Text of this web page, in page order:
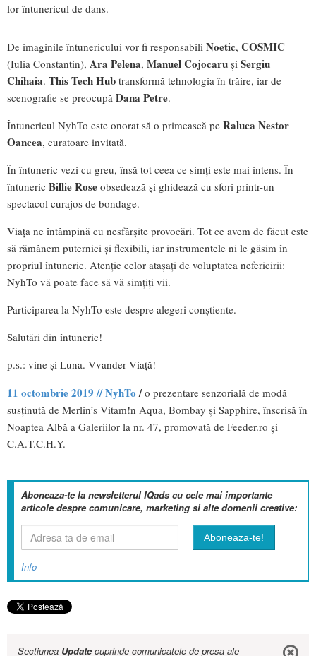
lor întunericul de dans.
De imaginile întunericului vor fi responsabili Noetic, COSMIC
(Iulia Constantin), Ara Pelena, Manuel Cojocaru și Sergiu
Chihaia. This Tech Hub transformă tehnologia în trăire, iar de
scenografie se preocupă Dana Petre.
Întunericul NyhTo este onorat să o primească pe Raluca Nestor
Oancea, curatoare invitată.
În întuneric vezi cu greu, însă tot ceea ce simți este mai intens. În
întuneric Billie Rose obsedează și ghidează cu sfori printr-un
spectacol curajos de bondage.
Viața ne întâmpină cu nesfârșite provocări. Tot ce avem de făcut este
să rămânem puternici și flexibili, iar instrumentele ni le găsim în
propriul întuneric. Atenție celor atașați de voluptatea nefericirii:
NyhTo vă poate face să vă simțiți vii.
Participarea la NyhTo este despre alegeri conștiente.
Salutări din întuneric!
p.s.: vine și Luna. Vvander Viață!
11 octombrie 2019 // NyhTo/o prezentare senzorială de modă
susținută de Merlin’s Vitam!n Aqua, Bombay și Sapphire, înscrisă în
Noaptea Albă a Galeriilor la nr. 47, promovată de Feeder.ro și
C.A.T.C.H.Y.
Aboneaza-te la newsletterul IQads cu cele mai importante
articole despre comunicare, marketing si alte domenii creative:
Info
Sectiunea Updatecuprinde comunicatele de presa ale